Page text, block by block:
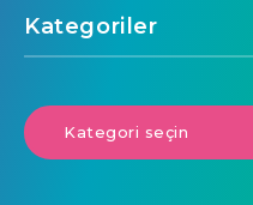
Kategoriler
Kategori seçin